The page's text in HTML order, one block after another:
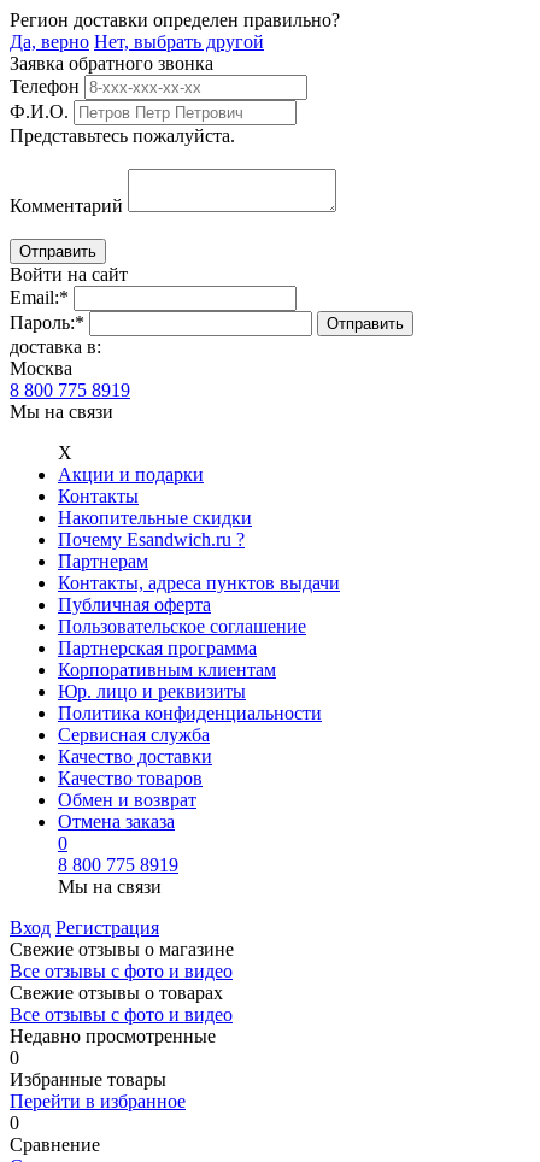
Регион доставки определен правильно?
Да, верно Нет, выбрать другой
Заявка обратного звонка
Телефон
Ф.И.О.
Представьтесь пожалуйста.
Комментарий
Войти на сайт
Email:*
Пароль:*
доставка в:
Москва
8 800 775 8919
Мы на связи
Х
Акции и подарки
Контакты
Накопительные скидки
Почему Esandwich.ru ?
Партнерам
Контакты, адреса пунктов выдачи
Публичная оферта
Пользовательское соглашение
Партнерская программа
Корпоративным клиентам
Юр. лицо и реквизиты
Политика конфиденциальности
Сервисная служба
Качество доставки
Качество товаров
Обмен и возврат
Отмена заказа
0
8 800 775 8919
Мы на связи
Вход Регистрация
Свежие отзывы о магазине
Все отзывы с фото и видео
Свежие отзывы о товарах
Все отзывы c фото и видео
Недавно просмотренные
0
Избранные товары
Перейти в избранное
0
Сравнение